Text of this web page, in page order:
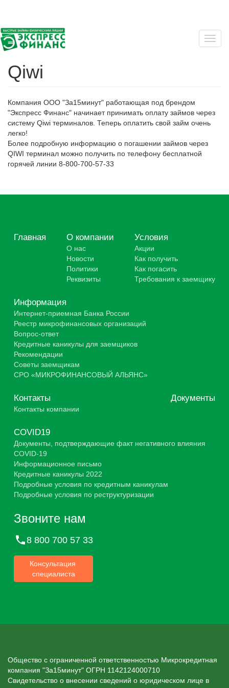
содержанию
Qiwi
Компания ООО "За15минут" работающая под брендом
"Экспресс Финанс" начинает принимать оплату займов через
систему Qiwi терминалов. Теперь оплатить свой займ очень
легко!
Более подробную информацию о погашении займов через
QIWI терминал можно получить по телефону бесплатной
горячей линии 8-800-700-57-33
Главная О компании
О нас
Новости
Политики
Реквизиты
Условия
Акции
Как получить
Как погасить
Требования к заемщику
Информация
Интернет-приемная Банка России
Реестр микрофинансовых организаций
Вопрос-ответ
Кредитные каникулы для заемщиков
Рекомендации
Советы заемщикам
СРО «МИКРОФИНАНСОВЫЙ АЛЬЯНС»
Контакты
Контакты компании
Документы
COVID19
Документы, подтверждающие факт негативного влияния
СOVID-19
Информационное письмо
Кредитные каникулы 2022
Подробные условия по кредитным каникулам
Подробные условия по реструктуризации
Звоните нам
8 800 700 57 33
Консультация
специалиста
Общество с ограниченной ответственностью Микрокредитная
компания "За15минут" ОГРН 1142124000710
Свидетельство о внесении сведений о юридическом лице в